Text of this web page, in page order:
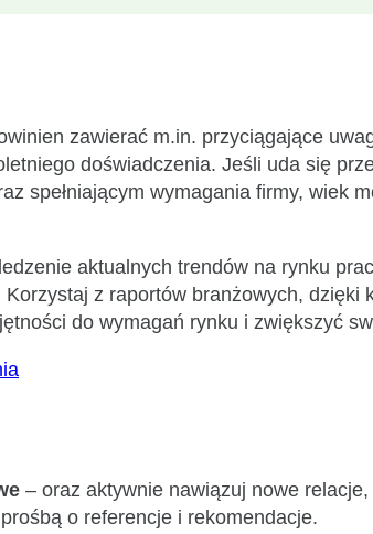
zawierać m.in. przyciągające
doświadczenia. Jeśli uda się
spełniającym wymagania firmy, wiek
aktualnych trendów na rynku
z raportów branżowych,
do wymagań rynku i zwiększyć
– oraz aktywnie nawiązuj nowe
o referencje i rekomendacje.